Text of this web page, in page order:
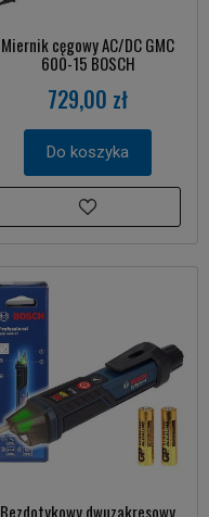
Miernik cęgowy AC/DC GMC
600-15 BOSCH
729,00 zł
Do koszyka
Bezdotykowy dwuzakresowy